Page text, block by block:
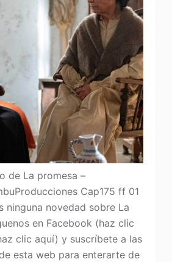
de La promesa –
Cap175 ff 01
ninguna novedad sobre La
en Facebook (haz clic
clic aquí) y suscríbete a las
esta web para enterarte de